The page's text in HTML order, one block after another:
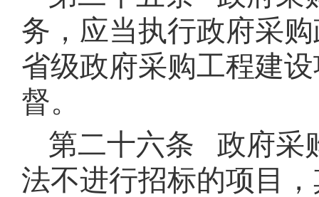
务，应当执行政府采
省级政府采购工程建
督。
第二十六条 政府采
法不进行招标的项目